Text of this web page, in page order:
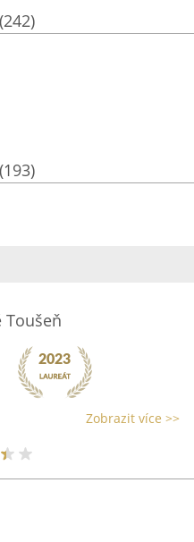
(242)
(193)
Toušeň
Zobrazit více >>